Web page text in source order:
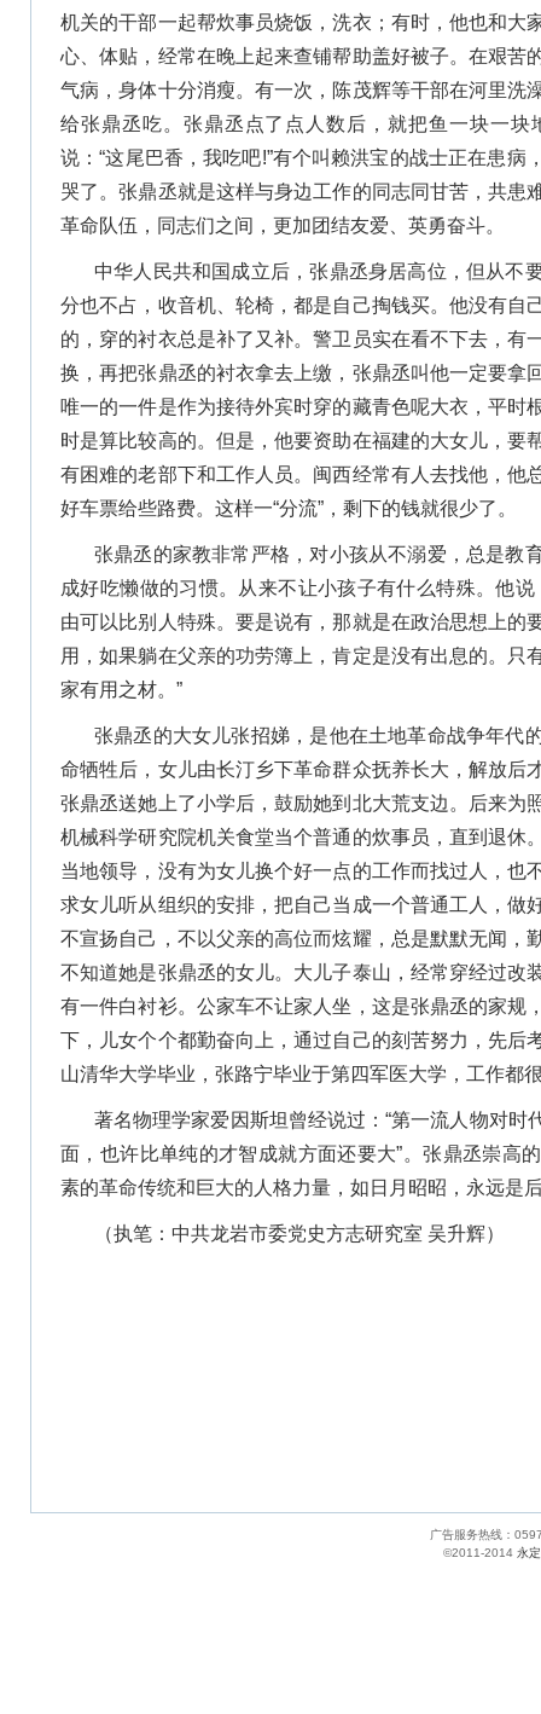
机关的干部一起帮炊事员烧饭，洗衣；有时，他也和大
心、体贴，经常在晚上起来查铺帮助盖好被子。在艰苦
气病，身体十分消瘦。有一次，陈茂辉等干部在河里洗
给张鼎丞吃。张鼎丞点了点人数后，就把鱼一块一
说：“这尾巴香，我吃吧!”有个叫赖洪宝的战士正在患
哭了。张鼎丞就是这样与身边工作的同志同甘苦，共患
革命队伍，同志们之间，更加团结友爱、英勇奋斗。
中华人民共和国成立后，张鼎丞身居高位，但从不
分也不占，收音机、轮椅，都是自己掏钱买。他没有自
的，穿的衬衣总是补了又补。警卫员实在看不下去，有
换，再把张鼎丞的衬衣拿去上缴，张鼎丞叫他一定要拿
唯一的一件是作为接待外宾时穿的藏青色呢大衣，平时
时是算比较高的。但是，他要资助在福建的大女儿，要
有困难的老部下和工作人员。闽西经常有人去找他，他
好车票给些路费。这样一“分流”，剩下的钱就很少了。
张鼎丞的家教非常严格，对小孩从不溺爱，总是教
成好吃懒做的习惯。从来不让小孩子有什么特殊。他
由可以比别人特殊。要是说有，那就是在政治思想上的
用，如果躺在父亲的功劳簿上，肯定是没有出息的。只
家有用之材。”
张鼎丞的大女儿张招娣，是他在土地革命战争年代
命牺牲后，女儿由长汀乡下革命群众抚养长大，解放后
张鼎丞送她上了小学后，鼓励她到北大荒支边。后来为
机械科学研究院机关食堂当个普通的炊事员，直到退休
当地领导，没有为女儿换个好一点的工作而找过人，也
求女儿听从组织的安排，把自己当成一个普通工人，做
不宣扬自己，不以父亲的高位而炫耀，总是默默无闻，
不知道她是张鼎丞的女儿。大儿子泰山，经常穿经过改
有一件白衬衫。公家车不让家人坐，这是张鼎丞的家规
下，儿女个个都勤奋向上，通过自己的刻苦努力，先后
山清华大学毕业，张路宁毕业于第四军医大学，工作都
著名物理学家爱因斯坦曾经说过：“第一流人物对时
面，也许比单纯的才智成就方面还要大”。张鼎丞崇高
素的革命传统和巨大的人格力量，如日月昭昭，永远是
（执笔：中共龙岩市委党史方志研究室 吴升辉）
广告服务热线：
©2011-2014 永